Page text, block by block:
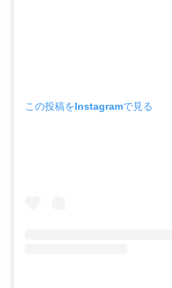
この投稿をInstagramで見る